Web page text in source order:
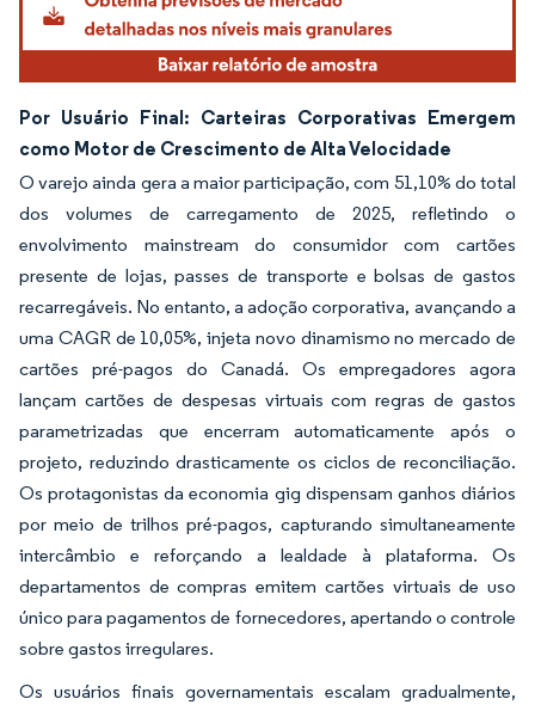
Por Usuário Final: Carteiras Corporativas Emergem
como Motor de Crescimento de Alta Velocidade
O varejo ainda gera a maior participação, com 51,10% do total
dos volumes de carregamento de 2025, refletindo o
envolvimento mainstream do consumidor com cartões
presente de lojas, passes de transporte e bolsas de gastos
recarregáveis. No entanto, a adoção corporativa, avançando a
uma CAGR de 10,05%, injeta novo dinamismo no mercado de
cartões pré-pagos do Canadá. Os empregadores agora
lançam cartões de despesas virtuais com regras de gastos
parametrizadas que encerram automaticamente após o
projeto, reduzindo drasticamente os ciclos de reconciliação.
Os protagonistas da economia gig dispensam ganhos diários
por meio de trilhos pré-pagos, capturando simultaneamente
intercâmbio e reforçando a lealdade à plataforma. Os
departamentos de compras emitem cartões virtuais de uso
único para pagamentos de fornecedores, apertando o controle
sobre gastos irregulares.
Os usuários finais governamentais escalam gradualmente,